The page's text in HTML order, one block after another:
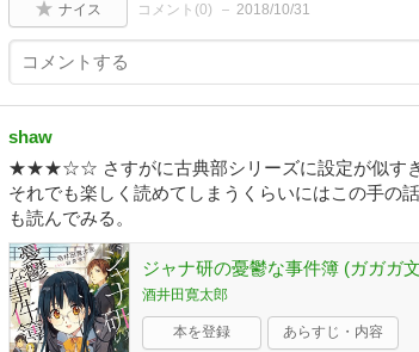
ナイス コメント(0) 2018/10/31
shaw
★★★☆☆ さすがに古典部シリーズに設定が似すぎ
それでも楽しく読めてしまうくらいにはこの手の
も読んでみる。
ジャナ研の憂鬱な事件簿 (ガガガ
酒井田寛太郎
本を登録 あらすじ・内容